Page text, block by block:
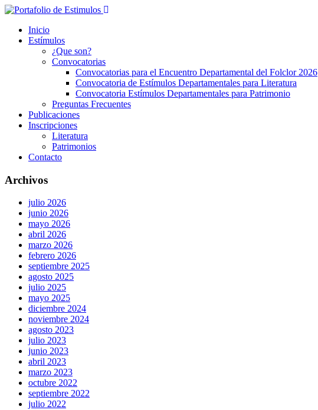
Inicio
Estímulos
¿Que son?
Convocatorias
Convocatorias para el Encuentro Departamental del Folclor 2026
Convocatoria de Estímulos Departamentales para Literatura
Convocatoria Estímulos Departamentales para Patrimonio
Preguntas Frecuentes
Publicaciones
Inscripciones
Literatura
Patrimonios
Contacto
Archivos
julio 2026
junio 2026
mayo 2026
abril 2026
marzo 2026
febrero 2026
septiembre 2025
agosto 2025
julio 2025
mayo 2025
diciembre 2024
noviembre 2024
agosto 2023
julio 2023
junio 2023
abril 2023
marzo 2023
octubre 2022
septiembre 2022
julio 2022